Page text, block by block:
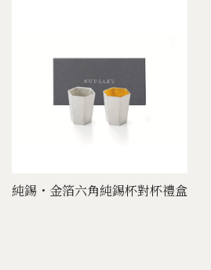
純錫・金箔六角純錫杯對杯禮盒